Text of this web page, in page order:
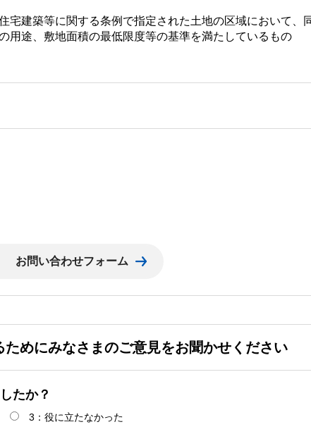
宅建築等に関する条例で指定された土地の区域において、
用途、敷地面積の最低限度等の基準を満たしているもの
めにみなさまのご意見をお聞かせください
たか？
3：役に立たなかった